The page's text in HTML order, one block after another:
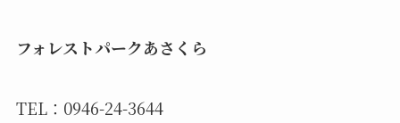
フォレストパークあさくら
TEL：0946-24-3644